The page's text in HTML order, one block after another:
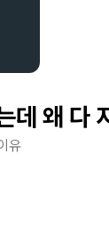
데 왜 다
유